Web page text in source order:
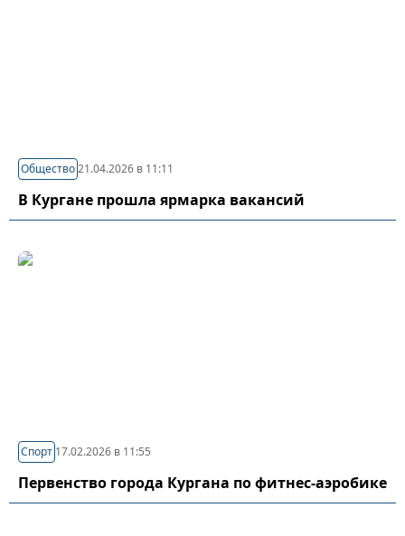
Общество21.04.2026 в 11:11
В Кургане прошла ярмарка вакансий
Спорт 17.02.2026 в 11:55
Первенство города Кургана по фитнес-аэробике